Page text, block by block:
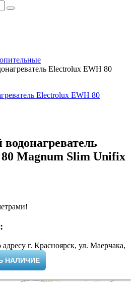
Electrolux EWH 80
Magnum Slim Unifix
адресу г. Красноярск, ул. Маерчака,
НАЛИЧИЕ